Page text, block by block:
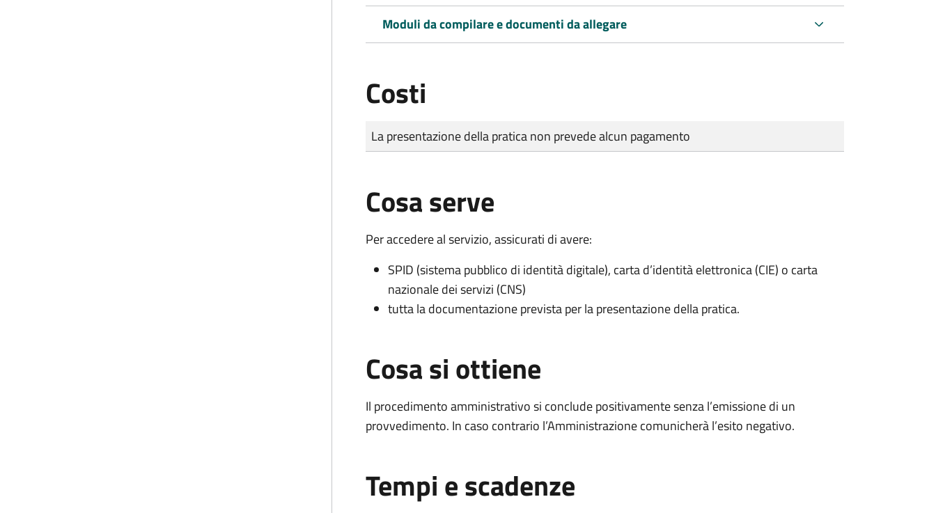
Moduli da compilare e documenti da allegare
Costi
Tipo di pagamento
Importo
La presentazione della pratica non prevede alcun pagamento
Cosa serve
Per accedere al servizio, assicurati di avere:
SPID (sistema pubblico di identità digitale), carta d’identità elettronica (CIE) o carta
nazionale dei servizi (CNS)
tutta la documentazione prevista per la presentazione della pratica.
Cosa si ottiene
Il procedimento amministrativo si conclude positivamente senza l’emissione di un
provvedimento. In caso contrario l’Amministrazione comunicherà l’esito negativo.
Tempi e scadenze